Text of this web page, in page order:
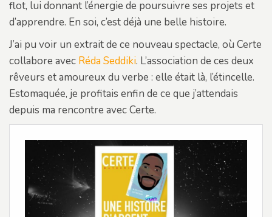
flot, lui donnant l’énergie de poursuivre ses projets et
d’apprendre. En soi, c’est déjà une belle histoire.
J’ai pu voir un extrait de ce nouveau spectacle, où Certe
collabore avec Réda Seddiki. L’association de ces deux
rêveurs et amoureux du verbe : elle était là, l’étincelle.
Estomaquée, je profitais enfin de ce que j’attendais
depuis ma rencontre avec Certe.